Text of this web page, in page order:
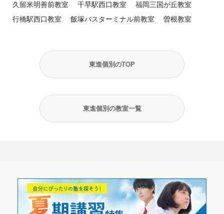
久留米明善前教室
千早駅西口教室
福岡三国が丘教室
行橋駅西口教室
飯塚バスターミナル前教室 曽根教室
東進個別のTOP
東進個別の教室一覧